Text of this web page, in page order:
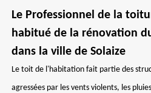
Le Professionnel de la
habitué de la rénovation
dans la ville de Solaize
Le toit de l'habitation fait partie des
agressées par les vents violents, les